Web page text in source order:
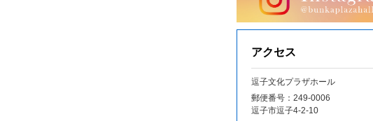
アクセス
逗子文化プラザホール
郵便番号：249‐0006
逗子市逗子4-2-10